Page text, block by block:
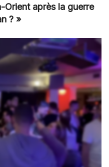
Orient après la guerre
? »